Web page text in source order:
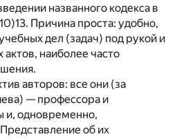
названного кодекса в
13. Причина проста: удобно,
дел (задач) под рукой и
актов, наиболее часто
авторов: все они (за
— профессора и
и, одновременно,
об их